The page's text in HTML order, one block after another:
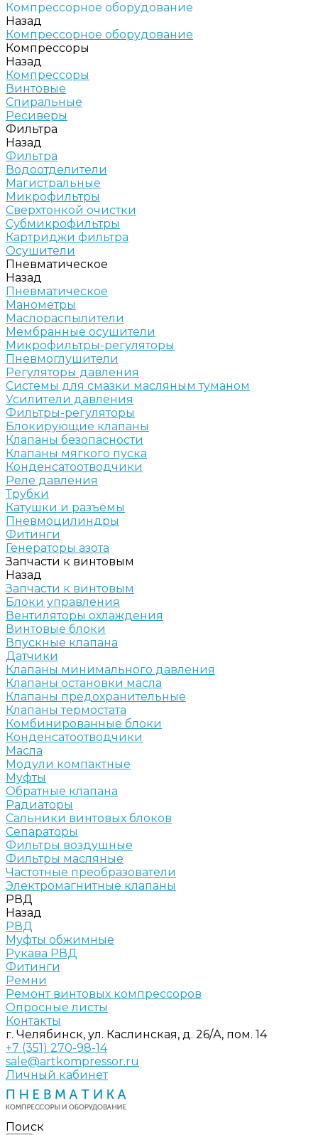
Компрессорное оборудование
Назад
Компрессорное оборудование
Компрессоры
Назад
Компрессоры
Винтовые
Спиральные
Ресиверы
Фильтра
Назад
Фильтра
Водоотделители
Магистральные
Микрофильтры
Сверхтонкой очистки
Субмикрофильтры
Картриджи фильтра
Осушители
Пневматическое
Назад
Пневматическое
Манометры
Маслораспылители
Мембранные осушители
Микрофильтры-регуляторы
Пневмоглушители
Регуляторы давления
Системы для смазки масляным туманом
Усилители давления
Фильтры-регуляторы
Блокирующие клапаны
Клапаны безопасности
Клапаны мягкого пуска
Конденсатоотводчики
Реле давления
Трубки
Катушки и разъёмы
Пневмоцилиндры
Фитинги
Генераторы азота
Запчасти к винтовым
Назад
Запчасти к винтовым
Блоки управления
Вентиляторы охлаждения
Винтовые блоки
Впускные клапана
Датчики
Клапаны минимального давления
Клапаны остановки масла
Клапаны предохранительные
Клапаны термостата
Комбинированные блоки
Конденсатоотводчики
Масла
Модули компактные
Муфты
Обратные клапана
Радиаторы
Сальники винтовых блоков
Сепараторы
Фильтры воздушные
Фильтры масляные
Частотные преобразователи
Электромагнитные клапаны
РВД
Назад
РВД
Муфты обжимные
Рукава РВД
Фитинги
Ремни
Ремонт винтовых компрессоров
Опросные листы
Контакты
г. Челябинск, ул. Каслинская, д. 26/А, пом. 14
+7 (351) 270-98-14
sale@artkompressor.ru
Личный кабинет
Поиск